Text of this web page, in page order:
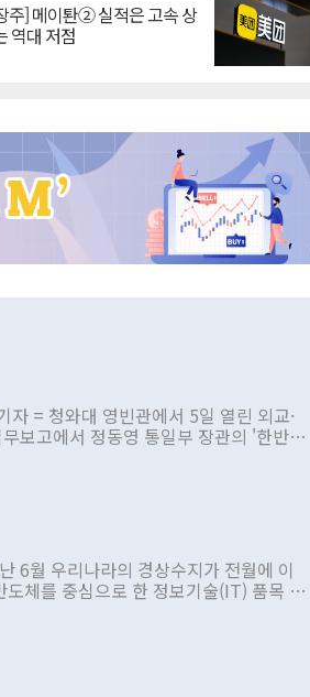
주] 메이퇀② 실적은 고속 상
역대 저점
= 청와대 영빈관에서 5일 열린 외교·
보고에서 정동영 통일부 장관의 '한반도
않은 사안을 정책으로 추진하겠다고 공
'이라는 비판을 내놨다. 그동안 정 장
빚은 적은 여러 번 있지만 대통령과 유
입장을 표명한 것은 이례적이다. 정 장
제어해야 한다는 목소리도 높아지고 있
6월 우리나라의 경상수지가 전월에 이
체를 중심으로 한 정보기술(IT) 품목 수